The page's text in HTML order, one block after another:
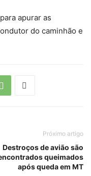
apurar as
do caminhão e
Próximo artigo
Destroços de avião são
queimados
após queda em MT